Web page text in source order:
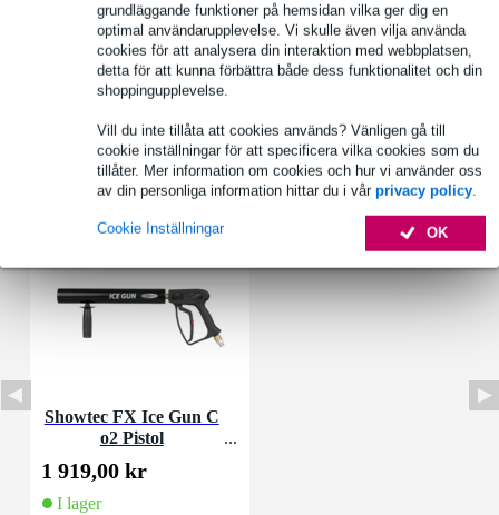
grundläggande funktioner på hemsidan vilka ger dig en
optimal användarupplevelse. Vi skulle även vilja använda
cookies för att analysera din interaktion med webbplatsen,
detta för att kunna förbättra både dess funktionalitet och din
shoppingupplevelse.
Vill du inte tillåta att cookies används? Vänligen gå till
cookie inställningar för att specificera vilka cookies som du
tillåter. Mer information om cookies och hur vi använder oss
av din personliga information hittar du i vår privacy policy.
OK
Cookie Inställningar
Showtec FX väska för ispistol
speciellt utformad för Showtec FX Ice Gun
med dragkedja och handtag
Tillbehör (1)
Showtec FX Ice Gun C
o2 Pistol
1 919,00 kr
I lager